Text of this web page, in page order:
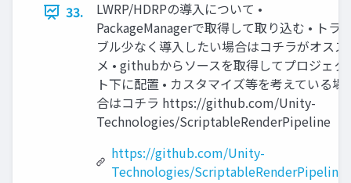
33.
LWRP/HDRPの導入について •
PackageManagerで取得して取り込む • トラ
ブル少なく導入したい場合はコチラがオスス
メ • githubからソースを取得してプロジェク
ト下に配置 • カスタマイズ等を考えている場
合はコチラ https://github.com/Unity-
Technologies/ScriptableRenderPipeline
https://github.com/Unity-
Technologies/ScriptableRenderPipeline